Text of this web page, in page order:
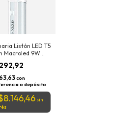
Listón LED T5
Macroled 9W
con
o depósito
sin